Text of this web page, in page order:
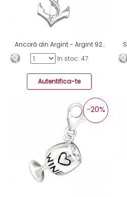
Ancoră din Argint - Argint 925 Amulete cu sistem de închidere A4S11695
In stoc: 47
Autentifica-te
-20%